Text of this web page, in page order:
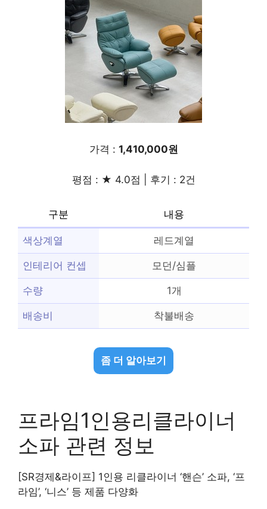
가격 : 1,410,000원
평점 : ★ 4.0점 | 후기 : 2건
구분 내용
색상계열 레드계열
인테리어 컨셉 모던/심플
수량 1개
배송비 착불배송
좀 더 알아보기
프라임1인용리클라이너
소파 관련 정보
[SR경제&라이프] 1인용 리클라이너 ‘핸슨’ 소파, ‘프
라임’, ‘니스’ 등 제품 다양화